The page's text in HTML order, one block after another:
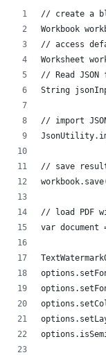
// create a
Workbook
// access
Worksheet
// Read
String
// import
// save
// load PDF
var document